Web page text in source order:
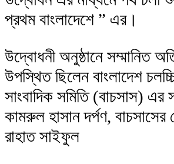
প্রথম বাংলাদেশে ” এর।
উদ্বোধনী অনুষ্ঠানে সম্মানিত
উপস্থিত ছিলেন বাংলাদেশ
সাংবাদিক সমিতি (বাচসাস) এর
কামরুল হাসান দর্পণ, বাচসাসের
রাহাত সাইফুল